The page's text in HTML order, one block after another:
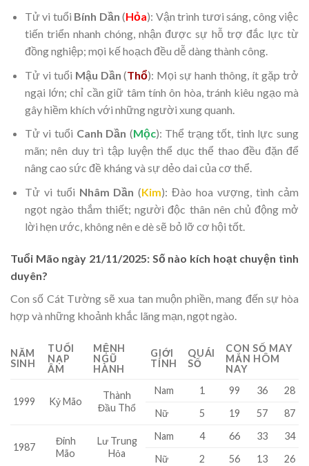
Tử vi tuổi Bính Dần (Hỏa): Vận trình tươi sáng, công việc
tiến triển nhanh chóng, nhận được sự hỗ trợ đắc lực từ
đồng nghiệp; mọi kế hoạch đều dễ dàng thành công.
Tử vi tuổi Mậu Dần (Thổ): Mọi sự hanh thông, ít gặp trở
ngại lớn; chỉ cần giữ tâm tính ôn hòa, tránh kiêu ngạo mà
gây hiềm khích với những người xung quanh.
Tử vi tuổi Canh Dần (Mộc): Thể trạng tốt, tinh lực sung
mãn; nên duy trì tập luyện thể dục thể thao đều đặn để
nâng cao sức đề kháng và sự dẻo dai của cơ thể.
Tử vi tuổi Nhâm Dần (Kim): Đào hoa vượng, tình cảm
ngọt ngào thắm thiết; người độc thân nên chủ động mở
lời hẹn ước, không nên e dè sẽ bỏ lỡ cơ hội tốt.
Tuổi Mão ngày 21/11/2025: Số nào kích hoạt chuyện tình
duyên?
Con số Cát Tường sẽ xua tan muộn phiền, mang đến sự hòa
hợp và những khoảnh khắc lãng mạn, ngọt ngào.
NĂM
SINH
TUỔI
NẠP
ÂM
MỆNH
NGŨ
HÀNH
GIỚI
TÍNH
QUÁI
SỐ
CON SỐ MAY
MẮN HÔM
NAY
1999 Kỷ Mão
Thành
Đầu Thổ
Nam 1 99 36
28
Nữ
5 19 57 87
1987
Đinh
Mão
Lư Trung
Hỏa
Nam 4 66 33
34
Nữ
2 56 13 26